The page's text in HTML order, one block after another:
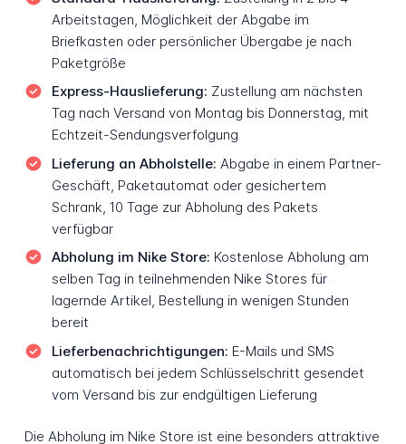
Arbeitstagen, Möglichkeit der Abgabe im
Briefkasten oder persönlicher Übergabe je nach
Paketgröße
Express-Hauslieferung: Zustellung am nächsten
Tag nach Versand von Montag bis Donnerstag, mit
Echtzeit-Sendungsverfolgung
Lieferung an Abholstelle: Abgabe in einem Partner-
Geschäft, Paketautomat oder gesichertem
Schrank, 10 Tage zur Abholung des Pakets
verfügbar
Abholung im Nike Store: Kostenlose Abholung am
selben Tag in teilnehmenden Nike Stores für
lagernde Artikel, Bestellung in wenigen Stunden
bereit
Lieferbenachrichtigungen: E-Mails und SMS
automatisch bei jedem Schlüsselschritt gesendet
vom Versand bis zur endgültigen Lieferung
Die Abholung im Nike Store ist eine besonders attraktive